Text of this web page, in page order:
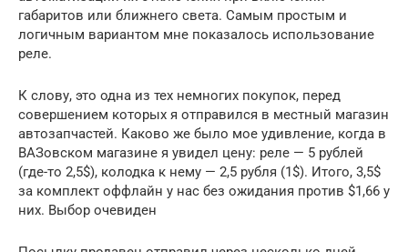
габаритов или ближнего света. Самым простым и
логичным вариантом мне показалось использование
реле.
К слову, это одна из тех немногих покупок, перед
совершением которых я отправился в местный магазин
автозапчастей. Каково же было мое удивление, когда в
ВАЗовском магазине я увидел цену: реле — 5 рублей
(где-то 2,5$), колодка к нему — 2,5 рубля (1$). Итого, 3,5$
за комплект оффлайн у нас без ожидания против $1,66 у
них. Выбор очевиден